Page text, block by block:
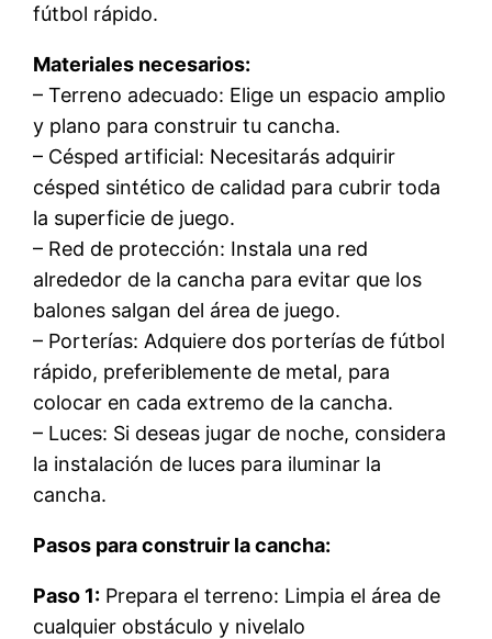
fútbol rápido.
Materiales necesarios:
– Terreno adecuado: Elige un espacio amplio
y plano para construir tu cancha.
– Césped artificial: Necesitarás adquirir
césped sintético de calidad para cubrir toda
la superficie de juego.
– Red de protección: Instala una red
alrededor de la cancha para evitar que los
balones salgan del área de juego.
– Porterías: Adquiere dos porterías de fútbol
rápido, preferiblemente de metal, para
colocar en cada extremo de la cancha.
– Luces: Si deseas jugar de noche, considera
la instalación de luces para iluminar la
cancha.
Pasos para construir la cancha:
Paso 1: Prepara el terreno: Limpia el área de
cualquier obstáculo y nivelalo